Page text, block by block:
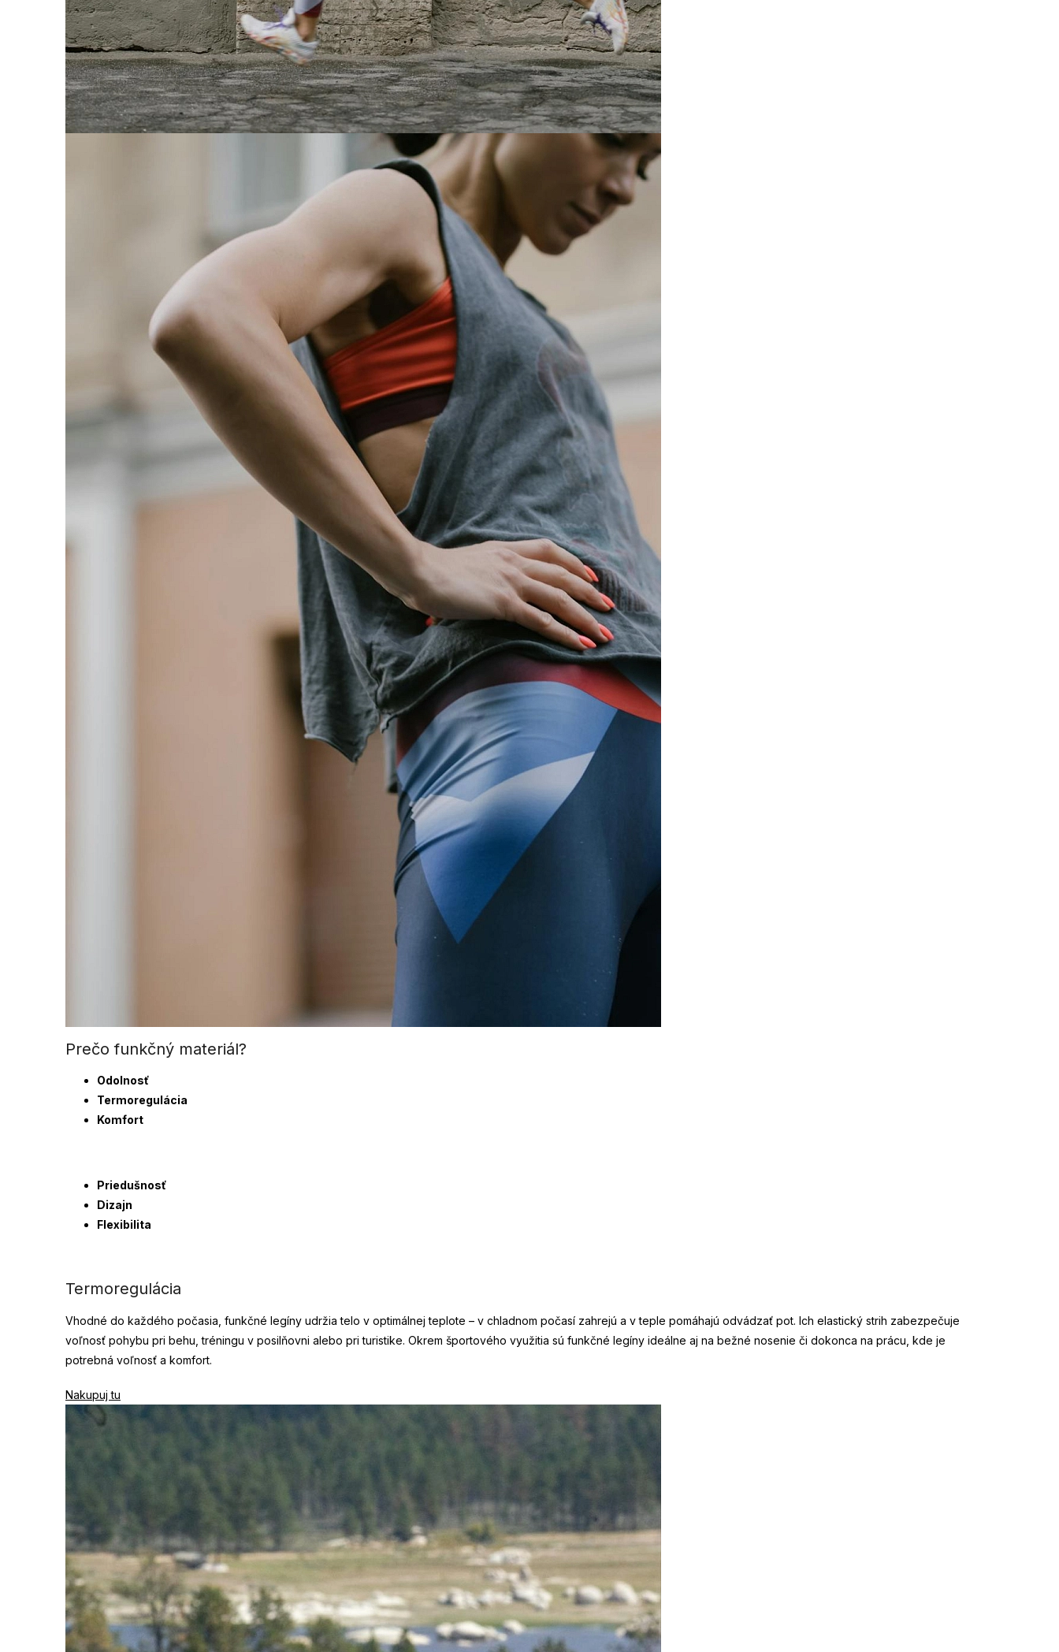
Prečo funkčný materiál?
Odolnosť
Termoregulácia
Komfort
Priedušnosť
Dizajn
Flexibilita
Termoregulácia
Vhodné do každého počasia, funkčné legíny udržia telo v optimálnej teplote – v chladnom počasí zahrejú a v teple pomáhajú odvádzať pot. Ich elastický strih zabezpečuje
voľnosť pohybu pri behu, tréningu v posilňovni alebo pri turistike. Okrem športového využitia sú funkčné legíny ideálne aj na bežné nosenie či dokonca na prácu, kde je
potrebná voľnosť a komfort.
Nakupuj tu